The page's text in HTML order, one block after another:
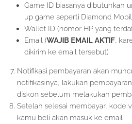
Game ID biasanya dibutuhkan
up game seperti Diamond
Wallet ID (nomor HP yang
Email (WAJIB EMAIL AKTIF,
dikirim ke email tersebut)
Notifikasi pembayaran akan
notifikasinya, lakukan
diskon sebelum melakukan
Setelah selesai membayar, kode
kamu beli akan masuk ke email